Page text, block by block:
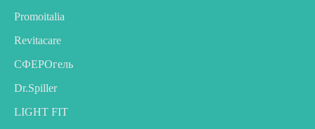
Promoitalia
Revitacare
CФЕРОгель
Dr.Spiller
LIGHT FIT